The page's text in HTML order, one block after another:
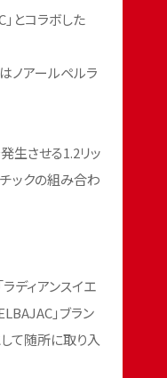
とコラボした
ノアールペルラ
生させる1.2リッ
ックの組み合わ
ラディアンスイエ
」ブラン
て随所に取り入